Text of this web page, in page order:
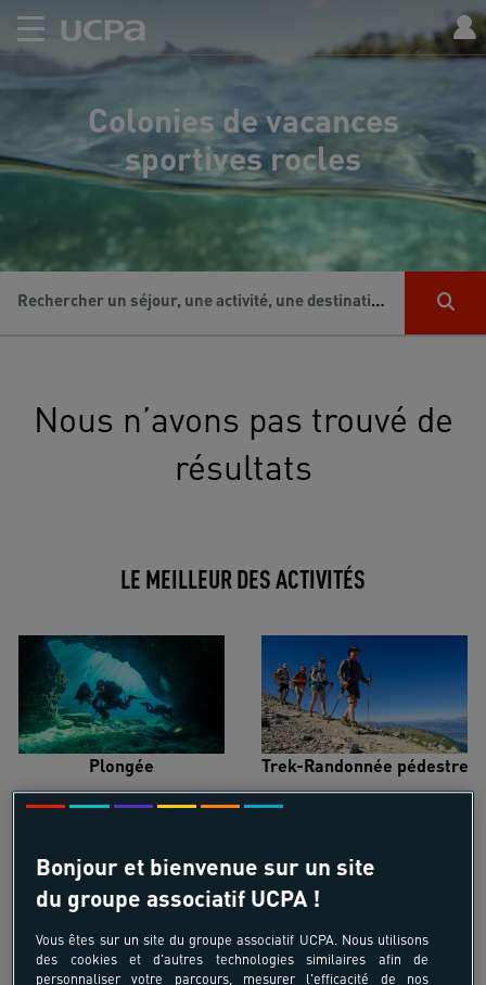
Colonies de vacances
sportives rocles
Rechercher un séjour, une activité, une destination...
Nous n’avons pas trouvé de
résultats
LE MEILLEUR DES ACTIVITÉS
Plongée Trek-Randonnée pédestre
Bonjour et bienvenue sur un site
du groupe associatif UCPA !
Vous êtes sur un site du groupe associatif UCPA. Nous utilisons
des cookies et d'autres technologies similaires afin de
personnaliser votre parcours, mesurer l'efficacité de nos